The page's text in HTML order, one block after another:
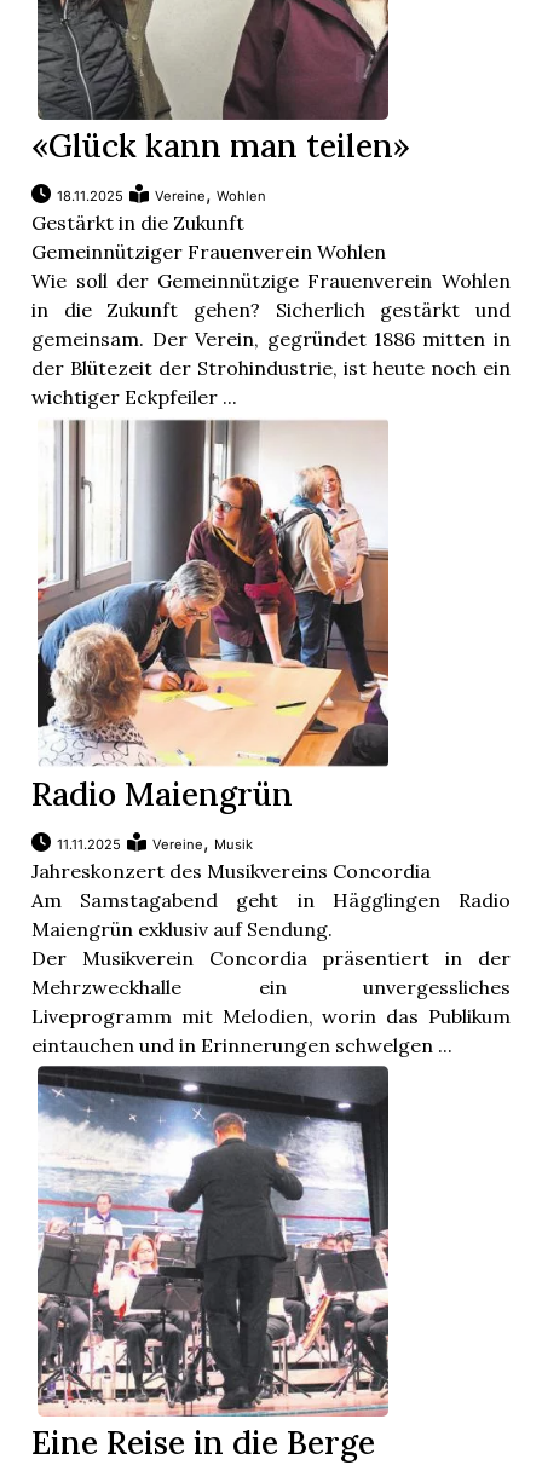
«Glück kann man teilen»
18.11.2025 Vereine,Wohlen
Gestärkt in die Zukunft
Gemeinnütziger Frauenverein Wohlen
Wie soll der Gemeinnützige Frauenverein Wohlen
in die Zukunft gehen? Sicherlich gestärkt und
gemeinsam. Der Verein, gegründet 1886 mitten in
der Blütezeit der Strohindustrie, ist heute noch ein
wichtiger Eckpfeiler ...
Radio Maiengrün
11.11.2025 Vereine, Musik
Jahreskonzert des Musikvereins Concordia
Am Samstagabend geht in Hägglingen Radio
Maiengrün exklusiv auf Sendung.
Der Musikverein Concordia präsentiert in der
Mehrzweckhalle ein unvergessliches
Liveprogramm mit Melodien, worin das Publikum
eintauchen und in Erinnerungen schwelgen ...
Eine Reise in die Berge